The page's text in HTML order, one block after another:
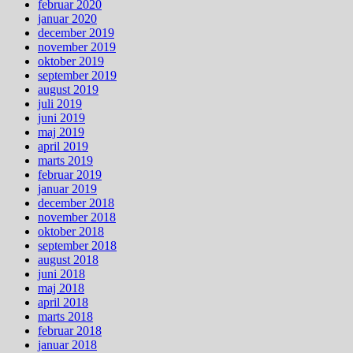
februar 2020
januar 2020
december 2019
november 2019
oktober 2019
september 2019
august 2019
juli 2019
juni 2019
maj 2019
april 2019
marts 2019
februar 2019
januar 2019
december 2018
november 2018
oktober 2018
september 2018
august 2018
juni 2018
maj 2018
april 2018
marts 2018
februar 2018
januar 2018